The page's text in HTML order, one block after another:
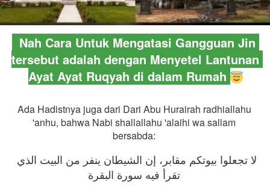
tersebut adalah dengan Menyetel Lantunan
Ayat Ayat Ruqyah di dalam Rumah
Ada Hadistnya juga dari Dari Abu Hurairah radhiallahu
'anhu, bahwa Nabi shallallahu 'alaihi wa sallam
bersabda:
تقرأ فيه سورة البقرة